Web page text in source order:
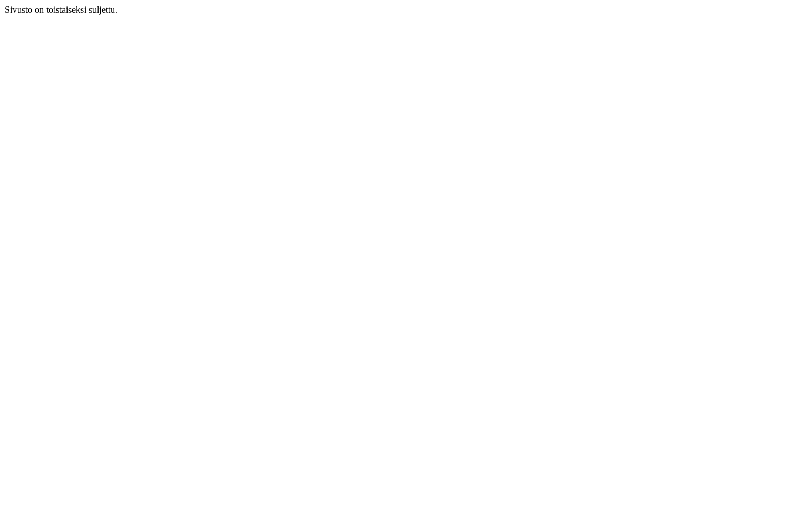
Sivusto on toistaiseksi suljettu.